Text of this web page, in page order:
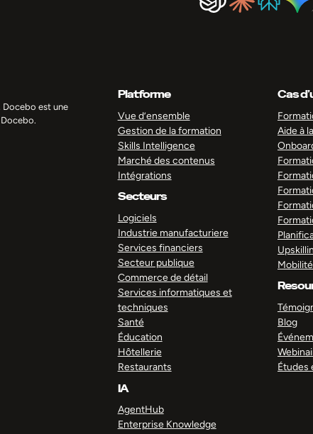
est une
Platforme
Vue d’ensemble
Gestion de la formation
Skills Intelligence
Marché des contenus
Intégrations
Secteurs
Logiciels
Industrie manufacturiere
Services financiers
Secteur publique
Commerce de détail
Services informatiques et
techniques
Santé
Éducation
Hôtellerie
Restaurants
IA
AgentHub
Enterprise Knowledge
Cas
Aide à
Blog
Études